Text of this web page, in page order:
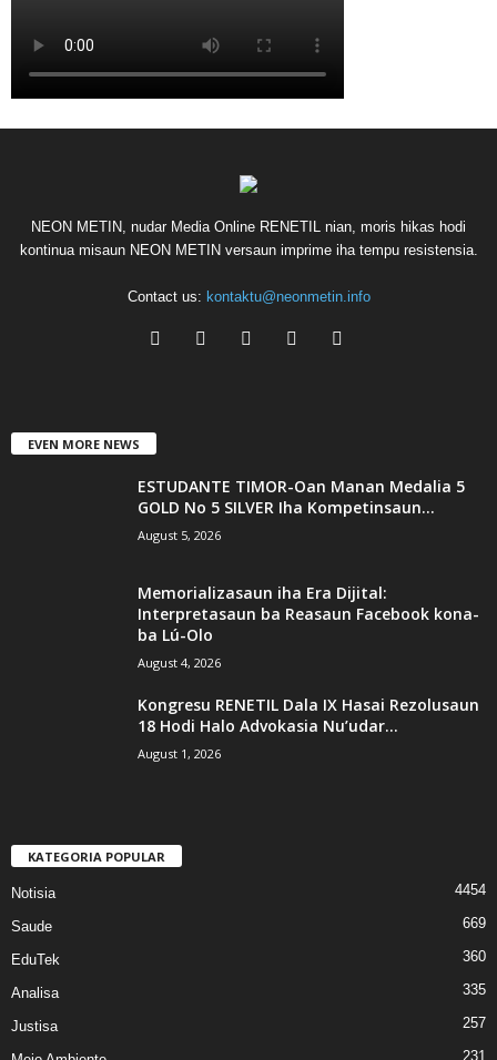
NEON METIN, nudar Media Online RENETIL nian, moris hikas hodi
kontinua misaun NEON METIN versaun imprime iha tempu resistensia.
Contact us: kontaktu@neonmetin.info
EVEN MORE NEWS
ESTUDANTE TIMOR-Oan Manan Medalia 5
GOLD No 5 SILVER Iha Kompetinsaun...
August 5, 2026
Memorializasaun iha Era Dijital:
Interpretasaun ba Reasaun Facebook kona-
ba Lú-Olo
August 4, 2026
Kongresu RENETIL Dala IX Hasai Rezolusaun
18 Hodi Halo Advokasia Nu’udar...
August 1, 2026
KATEGORIA POPULAR
Notisia 4454
Saude 669
EduTek 360
Analisa 335
Justisa 257
231